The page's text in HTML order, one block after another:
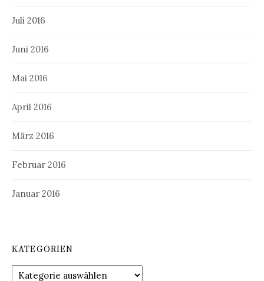
Juli 2016
Juni 2016
Mai 2016
April 2016
März 2016
Februar 2016
Januar 2016
KATEGORIEN
Kategorien